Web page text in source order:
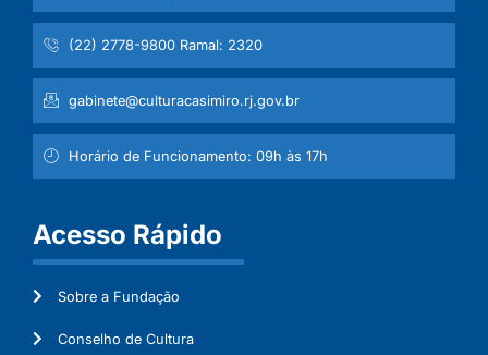
(22) 2778-9800 Ramal: 2320
gabinete@culturacasimiro.rj.gov.br
Horário de Funcionamento: 09h às 17h
Acesso Rápido
Sobre a Fundação
Conselho de Cultura